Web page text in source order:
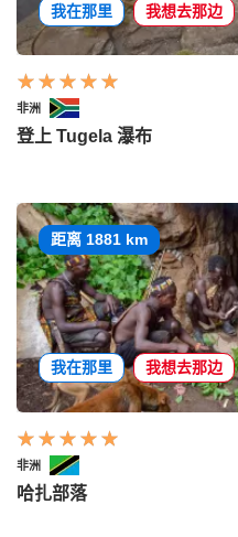
我在那里 我想去那边
非洲
登上 Tugela 瀑布
距离 1881 km
我在那里 我想去那边
非洲
哈扎部落